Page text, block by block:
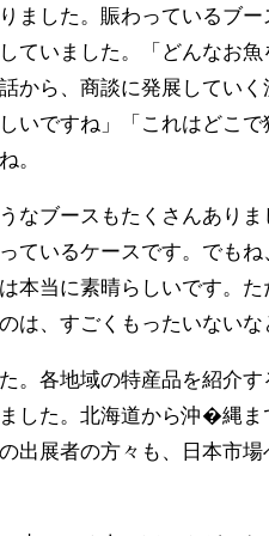
ました。賑わっているブ
ていました。「どんなお
から、商談に発展してい
いですね」「これはどこ
。
なブースもたくさんあり
ているケースです。でも
本当に素晴らしいです。
は、すごくもったいない
。各地域の特産品を紹介
した。北海道から沖�縄
出展者の方々も、日本市